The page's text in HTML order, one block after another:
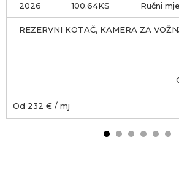
2026 100.64KS Ručni
REZERVNI KOTAČ, KAMERA ZA
Od 232 € / mj